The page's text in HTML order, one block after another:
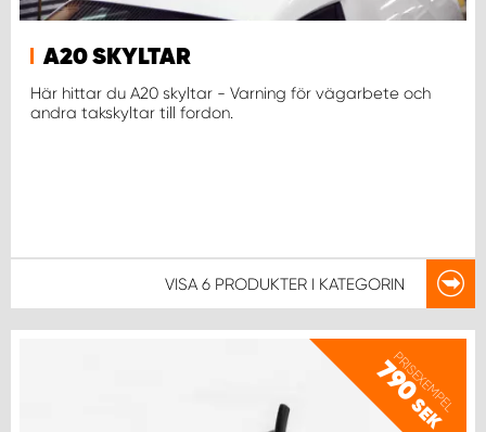
A20 SKYLTAR
Här hittar du A20 skyltar - Varning för vägarbete och
andra takskyltar till fordon.
VISA 6 PRODUKTER I KATEGORIN
PRISEXEMPEL
790
SEK